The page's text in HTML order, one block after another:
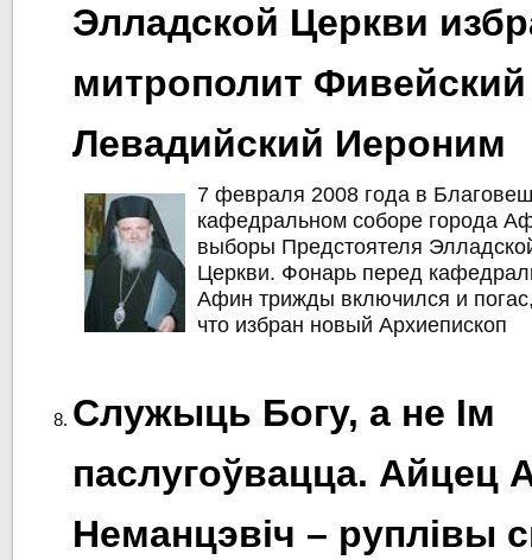
Элладской Церкви
митрополит
Левадийский Иероним
7 февраля 2008 года в
кафедральном соборе города
выборы Предстоятеля
Церкви. Фонарь перед
Афин трижды включился и
что избран новый Архиепископ
Служыць Богу, а не Ім
паслугоўвацца. Айцец
Неманцэвіч – руплівы